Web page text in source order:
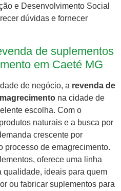
e Desenvolvimento Social
dúvidas e fornecer
de suplementos
em Caeté MG
de negócio, a revenda de
na cidade de
escolha. Com o
naturais e a busca por
crescente por
processo de emagrecimento.
oferece uma linha
qualidade, ideais para quem
ou fabricar suplementos para